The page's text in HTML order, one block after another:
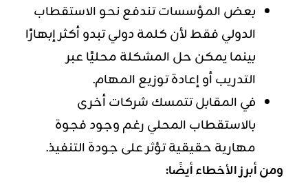
بعض المؤسسات تندفع نحو الاستقطاب
الدولي فقط لأن كلمة دولي تبدو أكثر إبهارًا
بينما يمكن حل المشكلة محليًا عبر
التدريب أو إعادة توزيع المهام.
في المقابل تتمسك شركات أخرى
بالاستقطاب المحلي رغم وجود فجوة
مهارية حقيقية تؤثر على جودة التنفيذ.
ومن أبرز الأخطاء أيضًا: